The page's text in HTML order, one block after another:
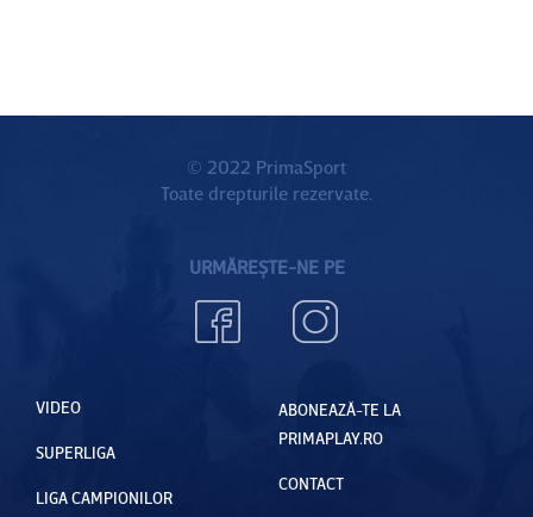
© 2022 PrimaSport
Toate drepturile rezervate.
URMĂREȘTE-NE PE
VIDEO
SUPERLIGA
LIGA CAMPIONILOR
ABONEAZĂ-TE LA
PRIMAPLAY.RO
CONTACT